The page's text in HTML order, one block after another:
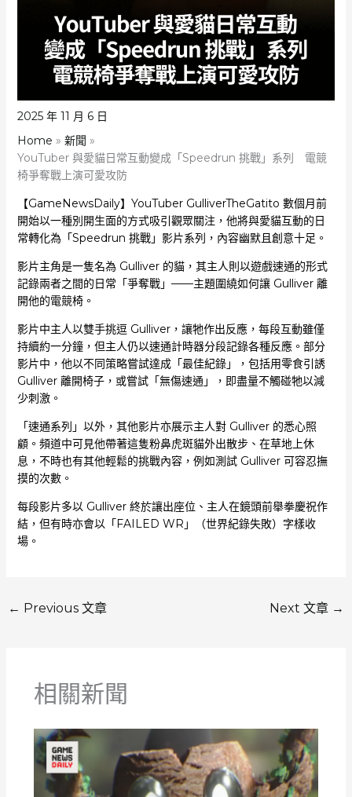
2025 年 11 月 6 日
Home
新聞
YouTuber 與愛貓日常互動變成「Speedrun 挑戰」系列 電競
椅爭奪戰上演可愛攻防
【GameNewsDaily】YouTuber GulliverTheGatito 數個月前
開始以一種別開生面的方式吸引觀眾關注，他將與愛貓互動的日
常轉化為「Speedrun 挑戰」影片系列，內容幽默且創意十足。
影片主角是一隻名為 Gulliver 的貓，其主人則以遊戲速通的形式
記錄兩者之間的日常「爭奪戰」——主題圍繞如何讓 Gulliver 離
開他的電競椅。
影片中主人以雙手挑逗 Gulliver，讓牠作出反應，每段互動雖僅
持續約一分鐘，但主人仍以速通計時器分段記錄各種反應。部分
影片中，他以不同策略嘗試達成「最佳紀錄」，包括用零食引誘
Gulliver 離開椅子，或嘗試「無傷速通」，即盡量不觸碰牠以減
少刺激。
「速通系列」以外，其他影片亦展示主人對 Gulliver 的悉心照
顧。頻道中可見他帶著這隻粉鼻虎斑貓外出散步、在草地上休
息，不時也有其他輕鬆的挑戰內容，例如測試 Gulliver 可容忍撫
摸的次數。
每段影片多以 Gulliver 終於讓出座位、主人在鏡頭前舉拳慶祝作
結，但有時亦會以「FAILED WR」（世界紀錄失敗）字樣收
場。
← Previous 文章 Next 文章 →
相關新聞